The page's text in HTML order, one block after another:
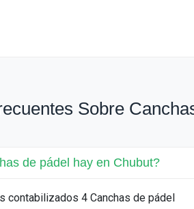
Sobre
de pádel hay en Chubut?
contabilizados 4 Canchas de pádel